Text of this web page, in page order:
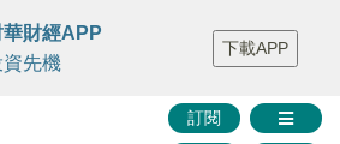
FINMETA 財華證券 媒體矩陣
智庫沙龍
聯絡我們
訂閱
財經APP
先機
下載APP